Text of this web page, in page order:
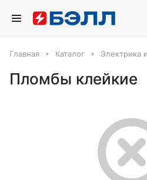
Главная Каталог Электрика
Пломбы клейкие